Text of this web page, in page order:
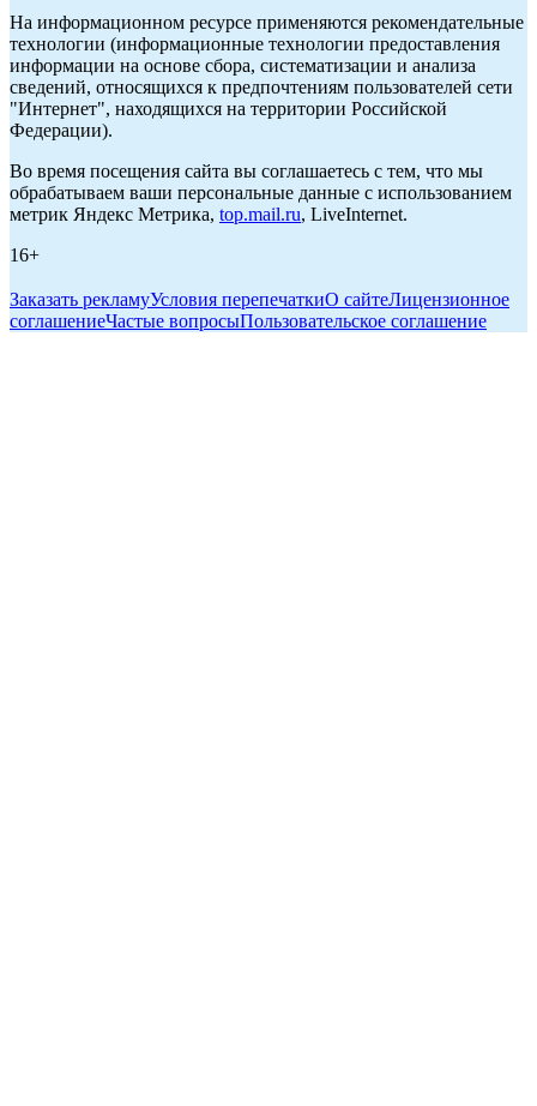
На информационном ресурсе применяются рекомендательные
технологии (информационные технологии предоставления
информации на основе сбора, систематизации и анализа
сведений, относящихся к предпочтениям пользователей сети
"Интернет", находящихся на территории Российской
Федерации).
Во время посещения сайта вы соглашаетесь с тем, что мы
обрабатываем ваши персональные данные с использованием
метрик Яндекс Метрика, top.mail.ru, LiveInternet.
16+
Заказать рекламуУсловия перепечаткиО сайтеЛицензионное
соглашениеЧастые вопросыПользовательское соглашение